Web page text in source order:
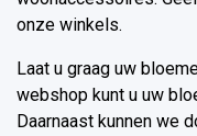
onze winkels.
Laat u graag uw
webshop kunt u uw
Daarnaast kunnen we